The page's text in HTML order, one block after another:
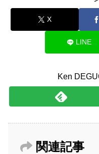
X
LINE
Ken
関連記事